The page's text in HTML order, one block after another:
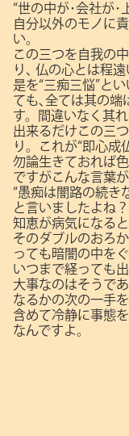
“世の中が･会社が･
自分以外のモノに
い。
この三つを自我の
り､
仏の心とは程遠
是を“三痴三悩”と
ても､全ては其の端
す。間違いなく其
出来るだけこの三
り。これが“即心成
勿論生きておれば
ですがこんな言葉が
“愚痴は闇路の続き
と言いましたよね？
知恵が病気になる
そのダブルのおろ
っても暗闇の中を
いつまで経っても
大事なのはそうで
なるかの次の一手
含めて冷静に事態
なんですよ。